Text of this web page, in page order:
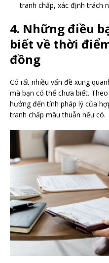
tranh chấp, xác định trách
4. Những điều
biết về thời
đồng
Có rất nhiều vấn đề xung
mà bạn có thể chưa biết.
hưởng đến tính pháp lý của
tranh chấp mâu thuẫn nếu có.